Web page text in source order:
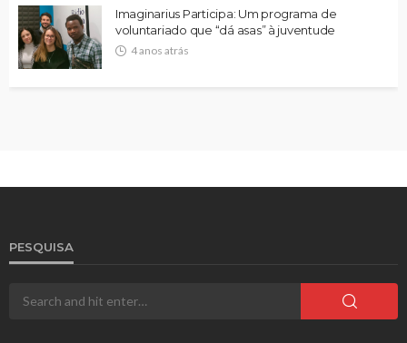
Imaginarius Participa: Um programa de
voluntariado que “dá asas” à juventude
4 anos atrás
PESQUISA